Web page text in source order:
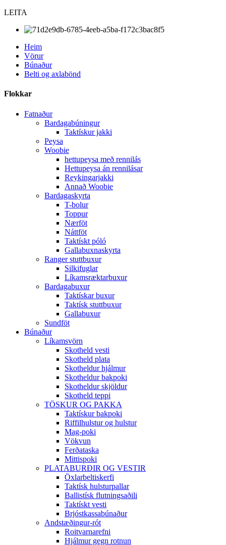
LEITA
Heim
Vörur
Búnaður
Belti og axlabönd
Flokkar
Fatnaður
Bardagabúningur
Taktískur jakki
Peysa
Woobie
hettupeysa með rennilás
Hettupeysa án rennilásar
Reykingarjakki
Annað Woobie
Bardagaskyrta
T-bolur
Toppur
Nærföt
Náttföt
Taktískt póló
Gallabuxnaskyrta
Ranger stuttbuxur
Silkifuglar
Líkamsræktarbuxur
Bardagabuxur
Taktískar buxur
Taktísk stuttbuxur
Gallabuxur
Sundföt
Búnaður
Líkamsvörn
Skotheld vesti
Skotheld plata
Skotheldur hjálmur
Skotheldur bakpoki
Skotheldur skjöldur
Skotheld teppi
TÖSKUR OG PAKKA
Taktískur bakpoki
Riffilhulstur og hulstur
Mag-poki
Vökvun
Ferðataska
Mittispoki
PLATABURÐIR OG VESTIR
Öxlarbeltiskerfi
Taktísk hulsturpallar
Ballistísk flutningsaðili
Taktískt vesti
Brjóstkassabúnaður
Andstæðingur-rót
Roitvarnarefni
Hjálmur gegn rotnun